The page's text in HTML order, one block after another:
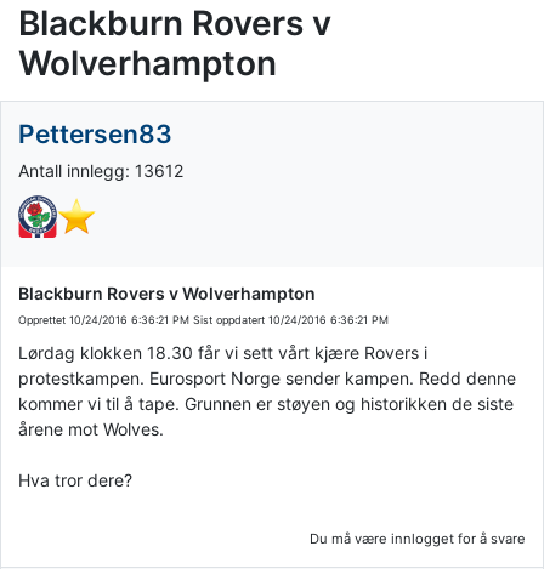
Blackburn Rovers v
Wolverhampton
Pettersen83
Antall innlegg: 13612
Blackburn Rovers v Wolverhampton
Opprettet 10/24/2016 6:36:21 PM Sist oppdatert 10/24/2016 6:36:21 PM
Lørdag klokken 18.30 får vi sett vårt kjære Rovers i
protestkampen. Eurosport Norge sender kampen. Redd denne
kommer vi til å tape. Grunnen er støyen og historikken de siste
årene mot Wolves.
Hva tror dere?
Du må være innlogget for å svare